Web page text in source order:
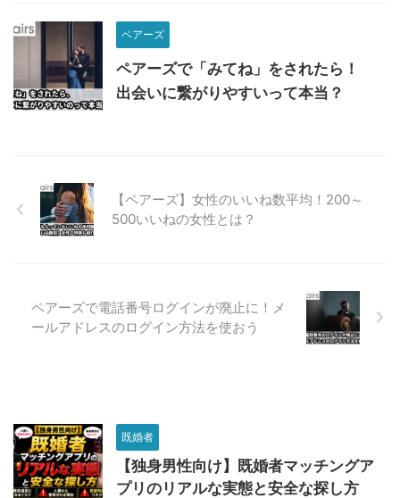
ペアーズ
ペアーズで「みてね」をされたら！
出会いに繋がりやすいって本当？
【ペアーズ】女性のいいね数平均！200～
500いいねの女性とは？
ペアーズで電話番号ログインが廃止に！メ
ールアドレスのログイン方法を使おう
既婚者
【独身男性向け】既婚者マッチングア
プリのリアルな実態と安全な探し方